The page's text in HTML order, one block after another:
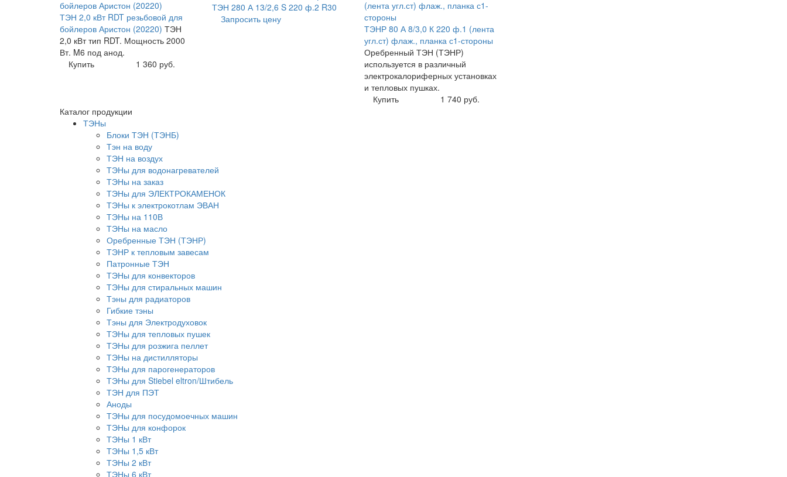
ТЭН 2,0 кВт RDT резьбовой для
бойлеров Аристон (20220) ТЭН
2,0 кВт тип RDT. Мощность 2000
Вт. M6 под анод.
Купить
1 360 руб.
ТЭН 280 А 13/2,6 S 220 ф.2 R30
Запросить цену
ТЭНР 80 А 8/3,0 К 220 ф.1 (лента
угл.ст) флаж., планка с1-стороны
Оребренный ТЭН (ТЭНР)
используется в различный
электрокалориферных установках
и тепловых пушках.
Купить
1 740 руб.
Каталог продукции
ТЭНы
Блоки ТЭН (ТЭНБ)
Тэн на воду
ТЭН на воздух
ТЭНы для водонагревателей
ТЭНы на заказ
ТЭНы для ЭЛЕКТРОКАМЕНОК
ТЭНы к электрокотлам ЭВАН
ТЭНы на 110В
ТЭНы на масло
Оребренные ТЭН (ТЭНР)
ТЭНР к тепловым завесам
Патронные ТЭН
ТЭНы для конвекторов
ТЭНы для стиральных машин
Тэны для радиаторов
Гибкие тэны
Тэны для Электродуховок
ТЭНы для тепловых пушек
ТЭНы для розжига пеллет
ТЭНы на дистилляторы
ТЭНы для парогенераторов
ТЭНы для Stiebel eltron/Штибель
ТЭН для ПЭТ
Аноды
ТЭНы для посудомоечных машин
ТЭНы для конфорок
ТЭНы 1 кВт
ТЭНы 1,5 кВт
ТЭНы 2 кВт
ТЭНы 6 кВт